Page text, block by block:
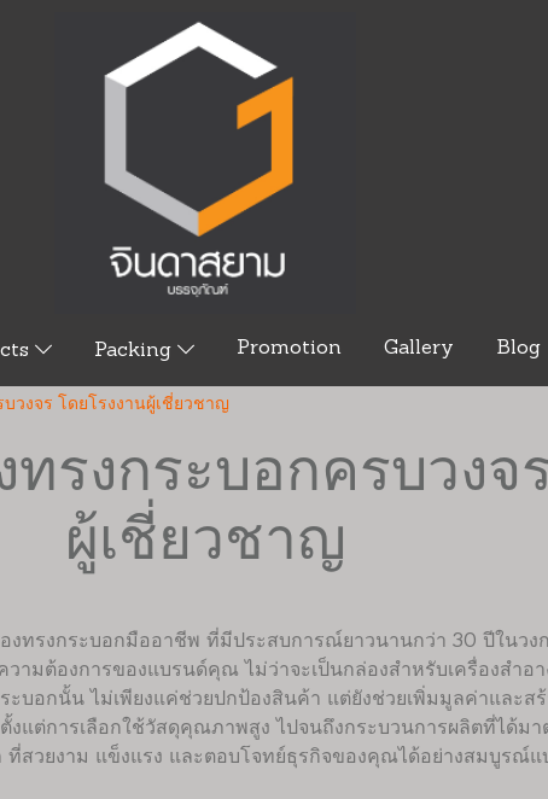
Packing Promotion Gallery Blog
วงจร โดยโรงงานผู้เชี่ยวชาญ
รงกระบอกครบวงจ
ผู้เชี่ยวชาญ
งทรงกระบอกมืออาชีพ ที่มีประสบการณ์ยาวนานกว่า 30 ปีในว
ามต้องการของแบรนด์คุณ ไม่ว่าจะเป็นกล่องสำหรับเครื่องสำอ
บอกนั้น ไม่เพียงแค่ช่วยปกป้องสินค้า แต่ยังช่วยเพิ่มมูลค่าและส
งแต่การเลือกใช้วัสดุคุณภาพสูง ไปจนถึงกระบวนการผลิตที่ได้ม
ที่สวยงาม แข็งแรง และตอบโจทย์ธุรกิจของคุณได้อย่างสมบูรณ์แ